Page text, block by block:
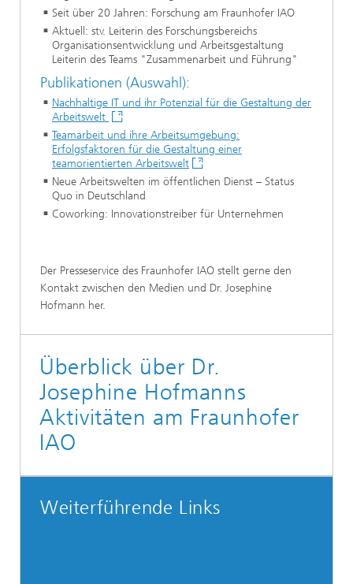
Seit über 20 Jahren: Forschung am Fraunhofer IAO
Aktuell: stv. Leiterin des Forschungsbereichs
Organisationsentwicklung und Arbeitsgestaltung
Leiterin des Teams "Zusammenarbeit und Führung"
Publikationen (Auswahl):
Nachhaltige IT und ihr Potenzial für die Gestaltung der
Arbeitswelt
Teamarbeit und ihre Arbeitsumgebung:
Erfolgsfaktoren für die Gestaltung einer
teamorientierten Arbeitswelt
Neue Arbeitswelten im öffentlichen Dienst – Status
Quo in Deutschland
Coworking: Innovationstreiber für Unternehmen
Der Presseservice des Fraunhofer IAO stellt gerne den
Kontakt zwischen den Medien und Dr. Josephine
Hofmann her.
Überblick über Dr.
Josephine Hofmanns
Aktivitäten am Fraunhofer
IAO
Weiterführende Links